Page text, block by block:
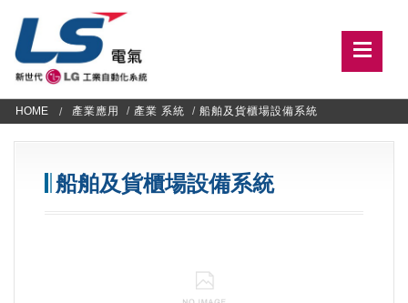
HOME 產業應用 / 產業 系統 / 船舶及貨櫃場設備系統
船舶及貨櫃場設備系統